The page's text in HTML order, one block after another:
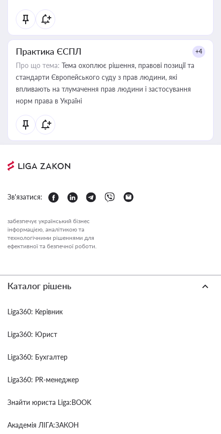
Практика ЄСПЛ +4
Про що тема: Тема охоплює рішення, правові позиції та
стандарти Європейського суду з прав людини, які
впливають на тлумачення прав людини і застосування
норм права в Україні
Зв'язатися:
забезпечує український бізнес
інформацією, аналітикою та
технологічними рішеннями для
ефективної та безпечної роботи.
Каталог рішень
Liga360: Керівник
Liga360: Юрист
Liga360: Бухгалтер
Liga360: PR-менеджер
Знайти юриста Liga:BOOK
Академія ЛІГА:ЗАКОН